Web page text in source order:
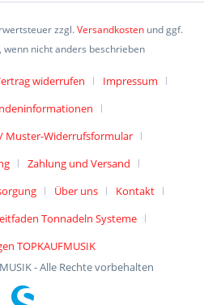
zzgl.Versandkosten und ggf.
nicht anders beschrieben
widerrufen
Impressum
Muster-Widerrufsformular
Zahlung und Versand
Über uns
Kontakt
Tonnadeln Systeme
TOPKAUFMUSIK
- Alle Rechte vorbehalten